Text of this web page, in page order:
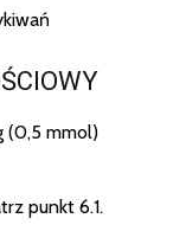
(0,5 mmol)
punkt 6.1.